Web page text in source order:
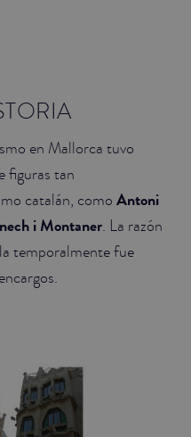
en Mallorca tuvo
figuras tan
catalán, como Antoni
i Montaner. La razón
temporalmente fue